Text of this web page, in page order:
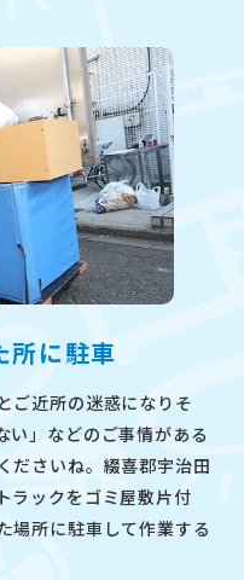
所に駐車
ご近所の迷惑になりそ
い」などのご事情がある
ださいね。綴喜郡宇治田
ラックをゴミ屋敷片付
場所に駐車して作業する